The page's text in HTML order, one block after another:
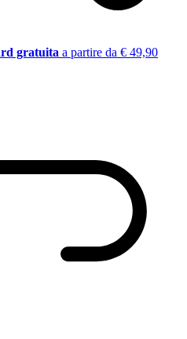
gratuita a partire da € 49,90